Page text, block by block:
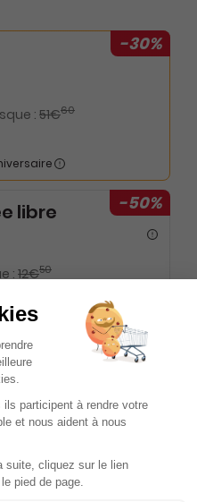
-30%
:51€60
-50%
libre
: 12€50
12,20 € par n°
Le Nouvel Atelier
l'art de vivre au
et la convivialité se